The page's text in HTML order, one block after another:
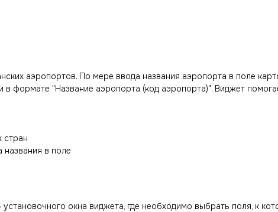
аэропортов. По мере ввода названия аэропорта в поле
в формате "Название аэропорта (код аэропорта)". Виджет
стран
в поле
окна виджета, где необходимо выбрать поля, к